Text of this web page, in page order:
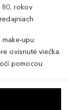
80. rokov
upu
ovisnuté viečka
pomocou
suchú pleť